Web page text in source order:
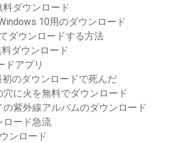
ダウンロード
10用のダウンロード
ダウンロードする方法
ダウンロード
ドアプリ
のダウンロードで死んだ
に火を無料でダウンロード
の紫外線アルバムのダウンロード
ロード急流
ンロード